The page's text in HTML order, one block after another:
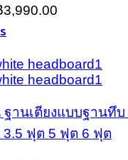
3,990.00
านเตียงแบบฐานทึ
3.5 ฟุต 5 ฟุต 6 ฟุต